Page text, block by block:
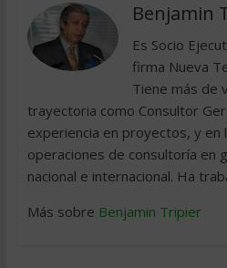
Benjamin
Es Socio
firma Nueva
Tiene más de
trayectoria como Consultor
experiencia en proyectos, y en
operaciones de consultoría en
nacional e internacional. Ha
Más sobre Benjamin Tripier